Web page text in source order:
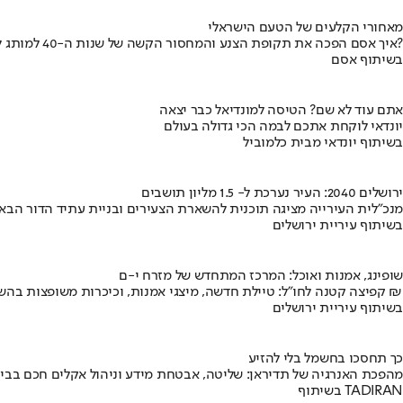
מאחורי הקלעים של הטעם הישראלי
איך אסם הפכה את תקופת הצנע והמחסור הקשה של שנות ה-40 למותג לאומי?
בשיתוף אסם
אתם עוד לא שם? הטיסה למונדיאל כבר יצאה
יונדאי לוקחת אתכם לבמה הכי גדולה בעולם
בשיתוף יונדאי מבית כלמוביל
ירושלים 2040: העיר נערכת ל- 1.5 מליון תושבים
מנכ"לית העירייה מציגה תוכנית להשארת הצעירים ובניית עתיד הדור
בשיתוף עיריית ירושלים
שופינג, אמנות ואוכל: המרכז המתחדש של מזרח י-ם
קפיצה קטנה לחו"ל: טיילת חדשה, מיצגי אמנות, וכיכרות משופצות בהשקעה של 100 מיליון ₪
בשיתוף עיריית ירושלים
כך תחסכו בחשמל בלי להזיע
מהפכת האנרגיה של תדיראן: שליטה, אבטחת מידע וניהול אקלים חכם
בשיתוף TADIRAN